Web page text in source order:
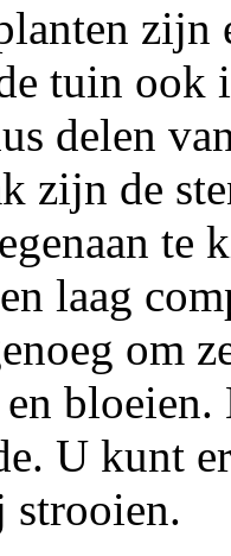
zijn
tuin ook
delen
zijn de
te
laag
om
U kunt
strooien.